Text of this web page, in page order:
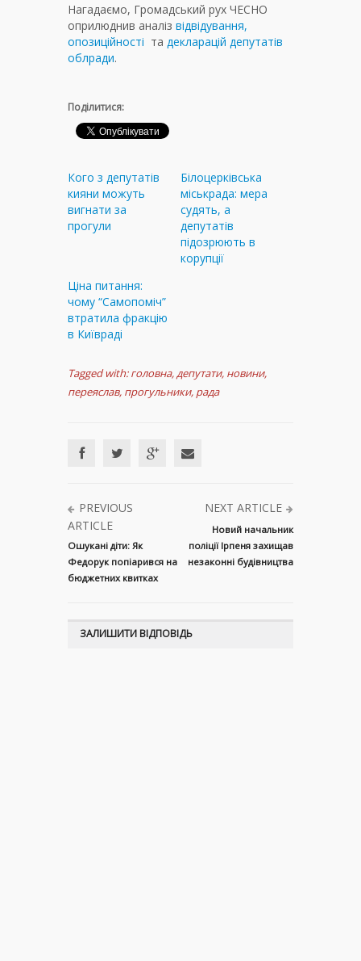
Нагадаємо, Громадський рух ЧЕСНО
оприлюднив аналіз відвідування,
опозиційності та декларацій депутатів
облради.
Поділитися:
Кого з депутатів
кияни можуть
вигнати за
прогули
Білоцерківська
міськрада: мера
судять, а
депутатів
підозрюють в
корупції
Ціна питання:
чому “Самопоміч”
втратила фракцію
в Київраді
Tagged with: головна,депутати, новини,
переяслав, прогульники, рада
PREVIOUS
ARTICLE
Ошукані діти: Як
Федорук попіарився на
бюджетних квитках
NEXT ARTICLE
Новий начальник
поліції Ірпеня захищав
незаконні будівництва
ЗАЛИШИТИ ВІДПОВІДЬ